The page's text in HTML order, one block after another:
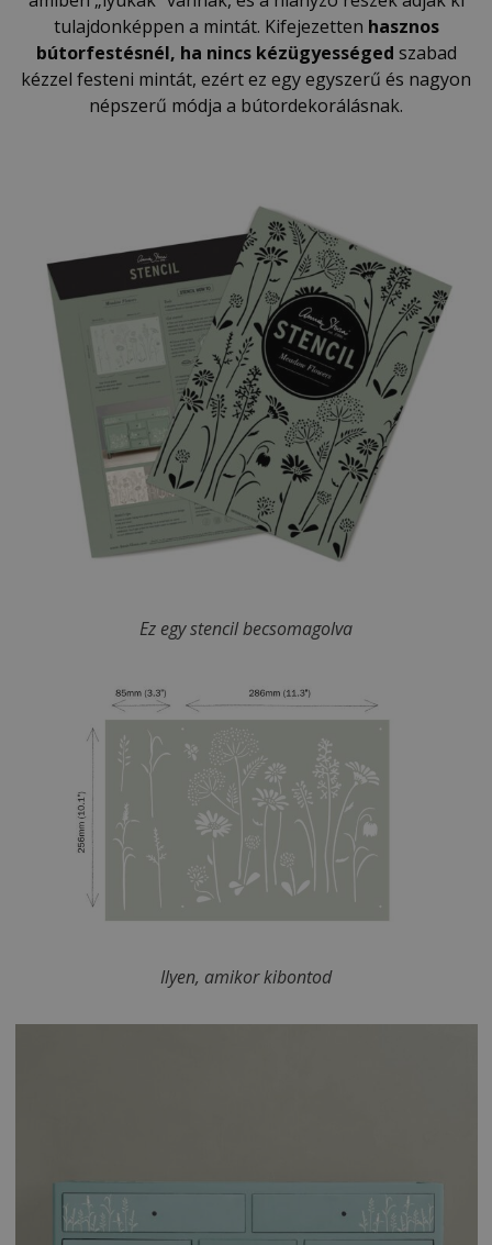
tulajdonképpen a mintát. Kifejezetten hasznos
bútorfestésnél, ha nincs kézügyességed szabad
kézzel festeni mintát, ezért ez egy egyszerű és nagyon
népszerű módja a bútordekorálásnak.
Ez egy stencil becsomagolva
Ilyen, amikor kibontod